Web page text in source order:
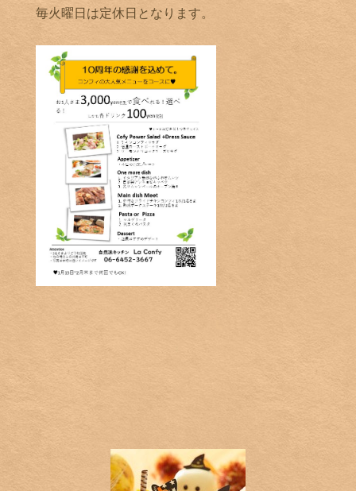
毎火曜日は定休日となります。